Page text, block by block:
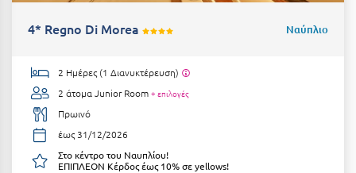
Σίφνος
Σκαφιδιά Ηλείας
Σκιάθος
Σκόπελος
4* Regno Di Morea Ναύπλιο
2 Ημέρες (1 Διανυκτέρευση)
2 άτομα Junior Room + επιλογές
Πρωινό
έως 31/12/2026
Στο κέντρο του Ναυπλίου!
ΕΠΙΠΛΕΟΝ Κέρδος έως 10% σε yellows!